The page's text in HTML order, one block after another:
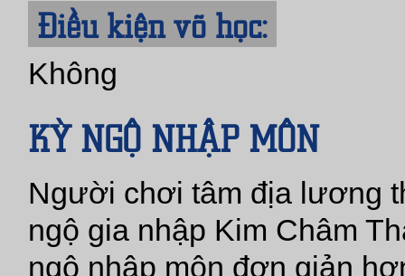
Điều kiện võ học:
Không
KỲ NGỘ NHẬP MÔN
Người chơi tâm địa lương
ngộ gia nhập Kim Châm
ngộ nhập môn đơn giản